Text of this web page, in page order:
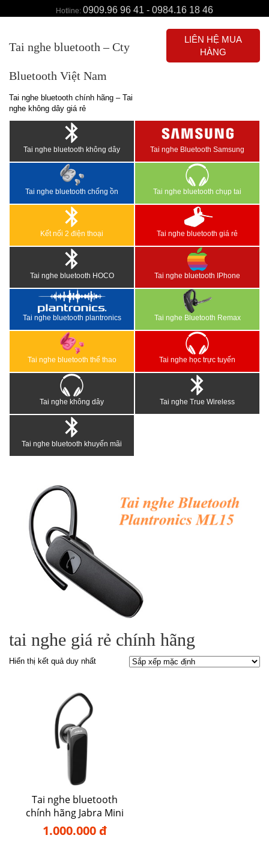
Hotline: 0909.96 96 41 - 0984.16 18 46
Tai nghe bluetooth – Cty
Bluetooth Việt Nam
Tai nghe bluetooth chính hãng – Tai
nghe không dây giá rẻ
LIÊN HỆ MUA
HÀNG
Tai nghe bluetooth không dây Tai nghe Bluetooth Samsung
Tai nghe bluetooth chống ồn Tai nghe bluetooth chụp tai
Kết nối 2 điện thoại Tai nghe bluetooth giá rẻ
Tai nghe bluetooth HOCO Tai nghe bluetooth IPhone
Tai nghe bluetooth plantronics Tai nghe Bluetooth Remax
Tai nghe bluetooth thể thao Tai nghe học trực tuyến
Tai nghe không dây Tai nghe True Wireless
Tai nghe bluetooth khuyến mãi
tai nghe giá rẻ chính hãng
Hiển thị kết quả duy nhất
Tai nghe bluetooth
chính hãng Jabra Mini
1.000.000 đ